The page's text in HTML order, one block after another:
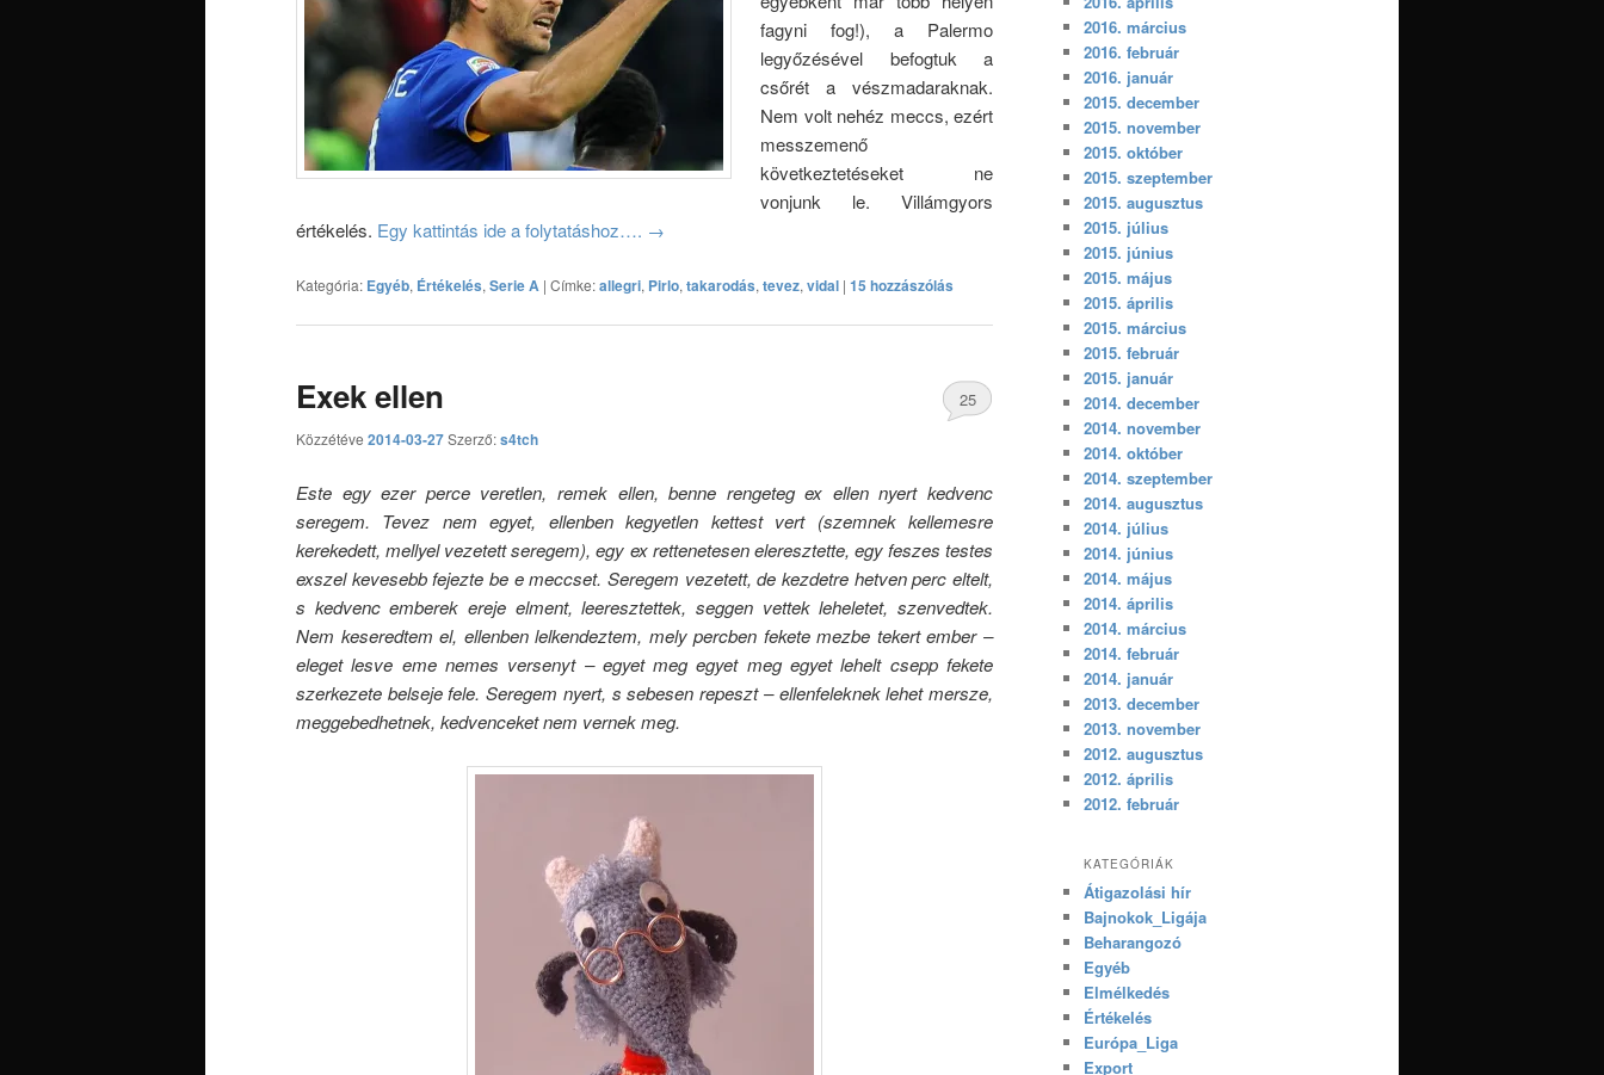
fagyni fog!), a Palermo
legyőzésével befogtuk a
csőrét a vészmadaraknak.
Nem volt nehéz meccs, ezért
messzemenő
következtetéseket ne
vonjunk le. Villámgyors
értékelés. Egy kattintás ide a folytatáshoz…. →
Kategória: Egyéb, Értékelés, Serie A | Címke:allegri, Pirlo, takarodás, tevez, vidal | 15 hozzászólás
Exek ellen
Közzétéve 2014-03-27Szerző:s4tch
25
Este egy ezer perce veretlen, remek ellen, benne rengeteg ex ellen nyert kedvenc
seregem. Tevez nem egyet, ellenben kegyetlen kettest vert (szemnek kellemesre
kerekedett, mellyel vezetett seregem), egy ex rettenetesen eleresztette, egy feszes testes
exszel kevesebb fejezte be e meccset. Seregem vezetett, de kezdetre hetven perc eltelt,
s kedvenc emberek ereje elment, leeresztettek, seggen vettek leheletet, szenvedtek.
Nem keseredtem el, ellenben lelkendeztem, mely percben fekete mezbe tekert ember –
eleget lesve eme nemes versenyt – egyet meg egyet meg egyet lehelt csepp fekete
szerkezete belseje fele. Seregem nyert, s sebesen repeszt – ellenfeleknek lehet mersze,
meggebedhetnek, kedvenceket nem vernek meg.
2016. március
2016. február
2016. január
2015. december
2015. november
2015. október
2015. szeptember
2015. augusztus
2015. július
2015. június
2015. május
2015. április
2015. március
2015. február
2015. január
2014. december
2014. november
2014. október
2014. szeptember
2014. augusztus
2014. július
2014. június
2014. május
2014. április
2014. március
2014. február
2014. január
2013. december
2013. november
2012. augusztus
2012. április
2012. február
KATEGÓRIÁK
Átigazolási hír
Bajnokok_Ligája
Beharangozó
Egyéb
Elmélkedés
Értékelés
Európa_Liga
Export